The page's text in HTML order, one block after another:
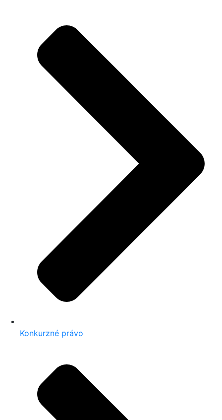
Konkurzné právo